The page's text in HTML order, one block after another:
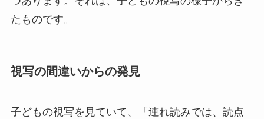
たものです。
視写の間違いからの発見
子どもの視写を見ていて、「連れ読みでは、読点